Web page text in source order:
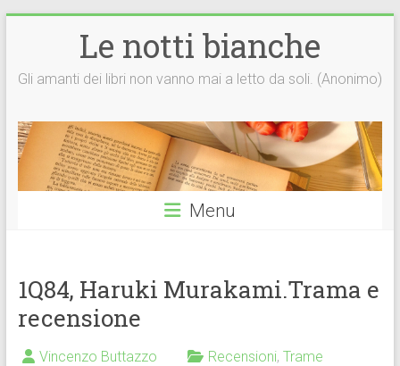
Le notti bianche
Gli amanti dei libri non vanno mai a letto da soli. (Anonimo)
Menu
1Q84, Haruki Murakami.Trama e
recensione
Vincenzo Buttazzo Recensioni, Trame